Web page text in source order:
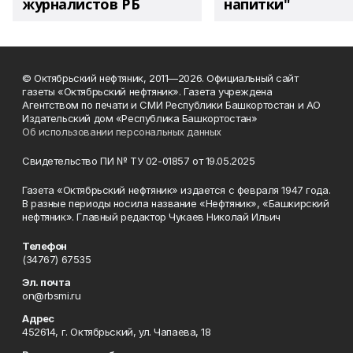
журналистов РБ напитки"
© Октябрьский нефтяник, 2011—2026. Официальный сайт
газеты «Октябрьский нефтяник». Газета учреждена
Агентством по печати и СМИ Республики Башкортостан и АО
Издательский дом «Республика Башкортостан»
Об использовании персональных данных
Свидетельство ПИ № ТУ 02-01857 от 19.05.2025
Газета «Октябрьский нефтяник» издается с февраля 1947 года.
В разные периоды носила название «Нефтяник», «Башкирский
нефтяник». Главный редактор Чукаев Николай Ильич
Телефон
(34767) 67535
Эл. почта
on@rbsmi.ru
Адрес
452614, г. Октябрьский, ул. Чапаева, 18